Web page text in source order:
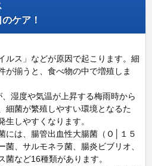
ケア！
ルス」などが原因で起こります。細
が揃うと、食べ物の中で増殖しま
湿度や気温が上昇する梅雨時から
細菌が繁殖しやすい環境となるた
しやすくなります。
には、腸管出血性大腸菌（Ｏ│１５
菌、サルモネラ菌、腸炎ビブリオ、
など16種類があります。